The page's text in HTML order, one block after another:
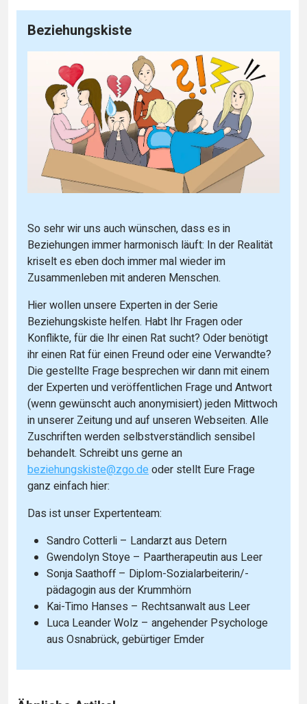
Beziehungskiste
So sehr wir uns auch wünschen, dass es in
Beziehungen immer harmonisch läuft: In der Realität
kriselt es eben doch immer mal wieder im
Zusammenleben mit anderen Menschen.
Hier wollen unsere Experten in der Serie
Beziehungskiste helfen. Habt Ihr Fragen oder
Konflikte, für die Ihr einen Rat sucht? Oder benötigt
ihr einen Rat für einen Freund oder eine Verwandte?
Die gestellte Frage besprechen wir dann mit einem
der Experten und veröffentlichen Frage und Antwort
(wenn gewünscht auch anonymisiert) jeden Mittwoch
in unserer Zeitung und auf unseren Webseiten. Alle
Zuschriften werden selbstverständlich sensibel
behandelt. Schreibt uns gerne an
beziehungskiste@zgo.deoder stellt Eure Frage
ganz einfach hier:
Das ist unser Expertenteam:
Sandro Cotterli – Landarzt aus Detern
Gwendolyn Stoye – Paartherapeutin aus Leer
Sonja Saathoff – Diplom-Sozialarbeiterin/-
pädagogin aus der Krummhörn
Kai-Timo Hanses – Rechtsanwalt aus Leer
Luca Leander Wolz – angehender Psychologe
aus Osnabrück, gebürtiger Emder